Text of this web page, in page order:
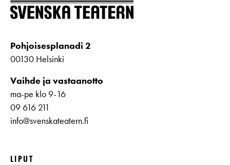
Pohjoisesplanadi 2
00130 Helsinki
Vaihde ja vastaanotto
ma-pe klo 9-16
09 616 211
info@svenskateatern.fi
LIPUT